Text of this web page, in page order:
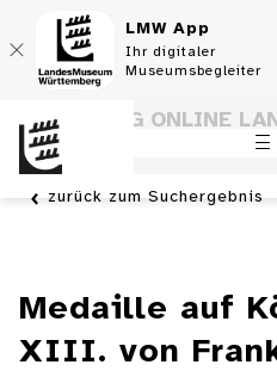
LMW App
Ihr digitaler
Museumsbegleiter
SAMMLUNG ONLINE
WÜRTTEMBERG
zurück zum Suchergebnis
Medaille auf
XIII. von